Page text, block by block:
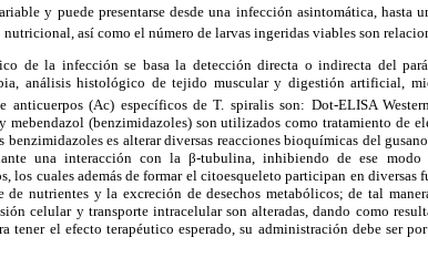
y puede presentarse desde una infección asintomática, hasta
nutricional, así como el número de larvas ingeridas viables son
de la infección se basa la detección directa o indirecta del
análisis histológico de tejido muscular y digestión artificial,
anticuerpos (Ac) específicos de T. spiralis son: Dot-ELISA
mebendazol (benzimidazoles) son utilizados como tratamiento de
benzimidazoles es alterar diversas reacciones bioquímicas del
una interacción con la β-tubulina, inhibiendo de ese
los cuales además de formar el citoesqueleto participan en
de nutrientes y la excreción de desechos metabólicos; de tal
celular y transporte intracelular son alteradas, dando como
tener el efecto terapéutico esperado, su administración debe ser